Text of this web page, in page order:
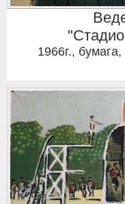
1966г.,